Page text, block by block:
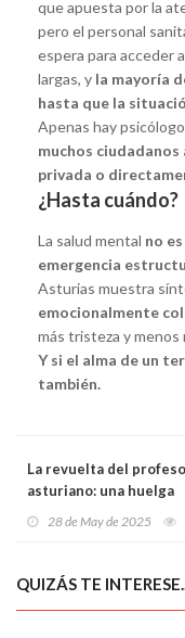
que apuesta por la
pero el personal
espera para acceder
largas, y la mayoría
hasta que la
Apenas hay
muchos
privada o
¿Hasta cuándo?
La salud mental no
emergencia
Asturias muestra
emocionalmente
más tristeza y menos
Y si el alma de un
también.
La revuelta del
asturiano: una huelga
laboral, igualdad
28 de May de 2025
QUIZÁS TE